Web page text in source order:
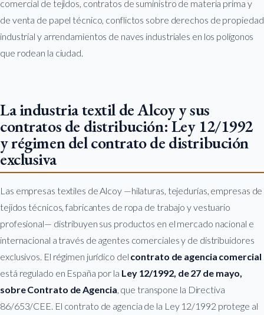
comercial de tejidos, contratos de suministro de materia prima y
de venta de papel técnico, conflictos sobre derechos de propiedad
industrial y arrendamientos de naves industriales en los polígonos
que rodean la ciudad.
La industria textil de Alcoy y sus
contratos de distribución: Ley 12/1992
y régimen del contrato de distribución
exclusiva
Las empresas textiles de Alcoy —hilaturas, tejedurías, empresas de
tejidos técnicos, fabricantes de ropa de trabajo y vestuario
profesional— distribuyen sus productos en el mercado nacional e
internacional a través de agentes comerciales y de distribuidores
exclusivos. El régimen jurídico del contrato de agencia comercial
está regulado en España por la Ley 12/1992, de 27 de mayo,
sobre Contrato de Agencia, que transpone la Directiva
86/653/CEE. El contrato de agencia de la Ley 12/1992 protege al